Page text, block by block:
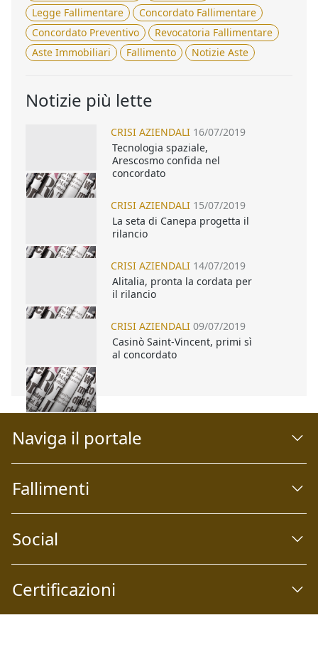
Legge Fallimentare
Concordato Fallimentare
Concordato Preventivo
Revocatoria Fallimentare
Aste Immobiliari
Fallimento Notizie Aste
Notizie più lette
CRISI AZIENDALI 16/07/2019
Tecnologia spaziale,
Arescosmo confida nel
concordato
CRISI AZIENDALI 15/07/2019
La seta di Canepa progetta il
rilancio
CRISI AZIENDALI 14/07/2019
Alitalia, pronta la cordata per
il rilancio
CRISI AZIENDALI 09/07/2019
Casinò Saint-Vincent, primi sì
al concordato
Naviga il portale
Fallimenti
Social
Certificazioni